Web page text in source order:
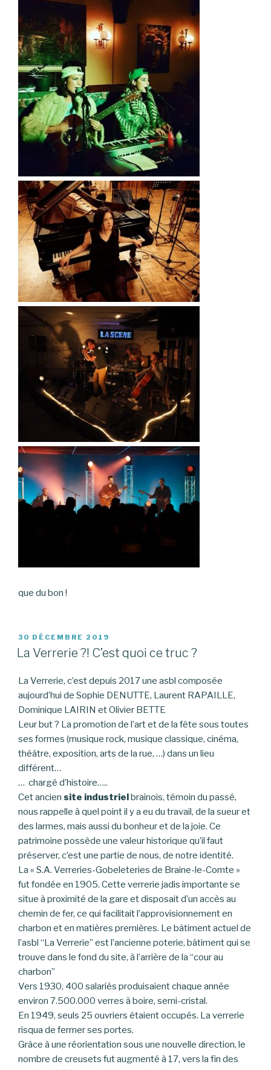
que du bon !
PUBLIÉ
LE
30 DÉCEMBRE 2019
La Verrerie ?! C’est quoi ce truc ?
La Verrerie, c’est depuis 2017 une asbl composée
aujourd’hui de Sophie DENUTTE, Laurent RAPAILLE,
Dominique LAIRIN et Olivier BETTE
Leur but ? La promotion de l’art et de la fête sous toutes
ses formes (musique rock, musique classique, cinéma,
théâtre, exposition, arts de la rue, …) dans un lieu
différent…
… chargé d’histoire…..
Cet ancien site industrielbrainois, témoin du passé,
nous rappelle à quel point il y a eu du travail, de la sueur et
des larmes, mais aussi du bonheur et de la joie. Ce
patrimoine possède une valeur historique qu’il faut
préserver, c’est une partie de nous, de notre identité.
La « S.A. Verreries-Gobeleteries de Braine-le-Comte »
fut fondée en 1905. Cette verrerie jadis importante se
situe à proximité de la gare et disposait d’un accès au
chemin de fer, ce qui facilitait l’approvisionnement en
charbon et en matières premières. Le bâtiment actuel de
l’asbl “La Verrerie” est l’ancienne poterie, bâtiment qui se
trouve dans le fond du site, à l’arrière de la “cour au
charbon”
Vers 1930, 400 salariés produisaient chaque année
environ 7.500.000 verres à boire, semi-cristal.
En 1949, seuls 25 ouvriers étaient occupés. La verrerie
risqua de fermer ses portes.
Grâce à une réorientation sous une nouvelle direction, le
nombre de creusets fut augmenté à 17, vers la fin des